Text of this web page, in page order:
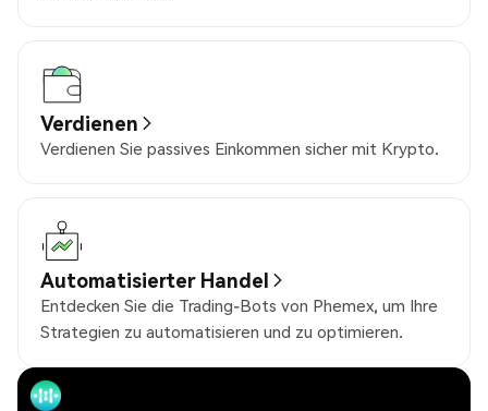
Verdienen
Verdienen Sie passives Einkommen sicher mit Krypto.
Automatisierter Handel
Entdecken Sie die Trading-Bots von Phemex, um Ihre
Strategien zu automatisieren und zu optimieren.